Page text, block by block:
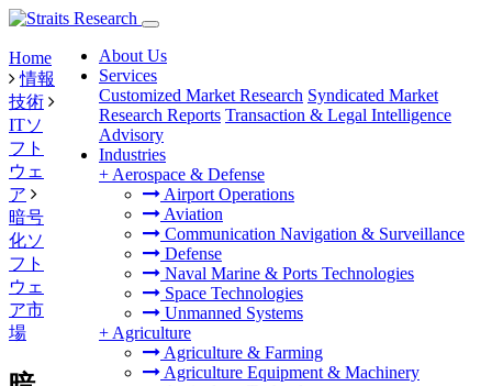
About Us
Services
Customized Market Research Syndicated Market
Research Reports Transaction & Legal Intelligence
Advisory
Industries
+ Aerospace & Defense
Airport Operations
Aviation
Communication Navigation & Surveillance
Defense
Naval Marine & Ports Technologies
Space Technologies
Unmanned Systems
+ Agriculture
Agriculture & Farming
Agriculture Equipment & Machinery
Home
情報
技術
ITソ
フト
ウェ
ア
暗号
化ソ
フト
ウェ
ア市
場